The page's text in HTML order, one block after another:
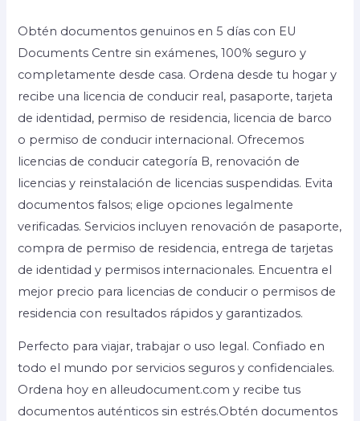
Obtén documentos genuinos en 5 días con EU
Documents Centre sin exámenes, 100% seguro y
completamente desde casa. Ordena desde tu hogar y
recibe una licencia de conducir real, pasaporte, tarjeta
de identidad, permiso de residencia, licencia de barco
o permiso de conducir internacional. Ofrecemos
licencias de conducir categoría B, renovación de
licencias y reinstalación de licencias suspendidas. Evita
documentos falsos; elige opciones legalmente
verificadas. Servicios incluyen renovación de pasaporte,
compra de permiso de residencia, entrega de tarjetas
de identidad y permisos internacionales. Encuentra el
mejor precio para licencias de conducir o permisos de
residencia con resultados rápidos y garantizados.
Perfecto para viajar, trabajar o uso legal. Confiado en
todo el mundo por servicios seguros y confidenciales.
Ordena hoy en alleudocument.com y recibe tus
documentos auténticos sin estrés.Obtén documentos